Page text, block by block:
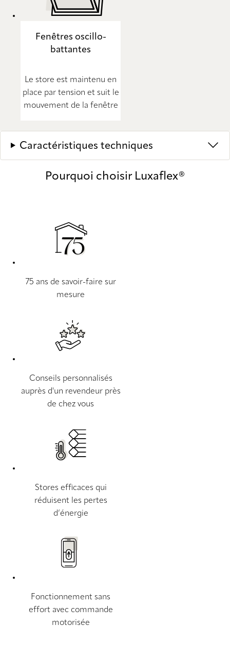
Fenêtres oscillo-
battantes
Le store est maintenu en
place par tension et suit le
mouvement de la fenêtre
Caractéristiques techniques
Pourquoi choisir Luxaflex®
75 ans de savoir-faire sur
mesure
Conseils personnalisés
auprès d'un revendeur près
de chez vous
Stores efficaces qui
réduisent les pertes
d’énergie
Fonctionnement sans
effort avec commande
motorisée